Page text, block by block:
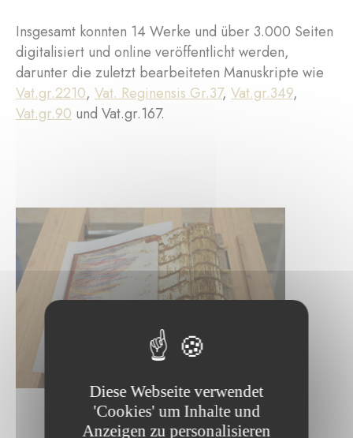
Insgesamt konnten 14 Werke und über 3.000 Seiten
digitalisiert und online veröffentlicht werden,
darunter die zuletzt bearbeiteten Manuskripte wie
Vat.gr.2210, Vat. Reginensis Gr.37, Vat.gr.349,
Vat.gr.90 und Vat.gr.167.
Diese Webseite verwendet
'Cookies' um Inhalte und
Anzeigen zu personalisieren